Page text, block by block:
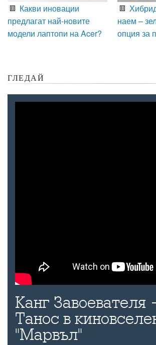
Какви иновации
предлагат най-новите
модели лаптопи на Acer?
наем –
опция за
ГЛЕДАЙ
Канг Завоевателя
Танос в
"Марвъл"